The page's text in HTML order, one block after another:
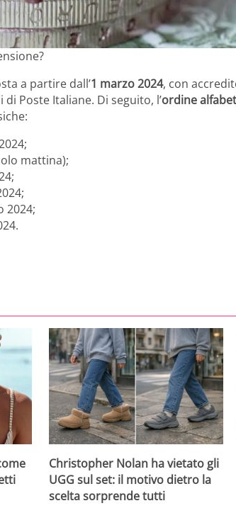
a partire dall’1 marzo 2024, con
Poste Italiane. Di seguito, l’ordine
mattina);
2024;
Christopher Nolan ha vietato gli
UGG sul set: il motivo dietro la
scelta sorprende tutti